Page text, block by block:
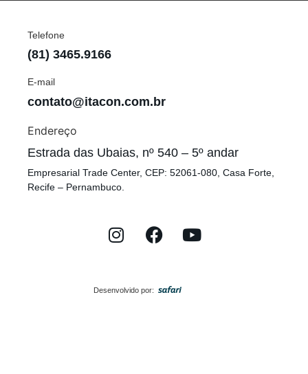
Telefone
(81) 3465.9166
E-mail
contato@itacon.com.br
Endereço
Estrada das Ubaias, nº 540 – 5º andar
Empresarial Trade Center, CEP: 52061-080, Casa Forte,
Recife – Pernambuco.
Desenvolvido por: